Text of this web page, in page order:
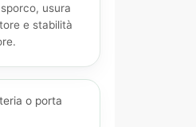
usura
e stabilità
o porta